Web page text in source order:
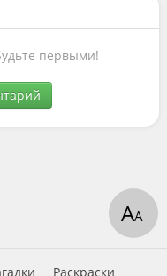
первыми!
Раскраски
АА